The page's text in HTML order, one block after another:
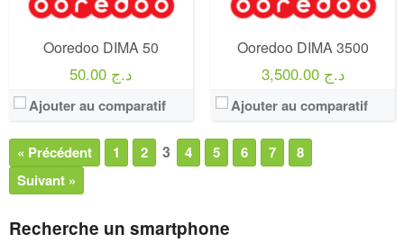
Ooredoo DIMA 50
50.00 د.ج
Ajouter au comparatif
Ooredoo DIMA 3500
3,500.00 د.ج
Ajouter au comparatif
« Précédent 1 2 3 4 5 6 7
8
Suivant »
Recherche un smartphone